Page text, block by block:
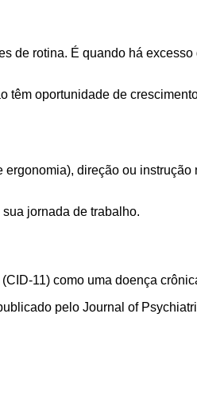
de rotina. É quando há
oportunidade de
direção ou
jornada de trabalho.
11) como uma doença
pelo Journal of